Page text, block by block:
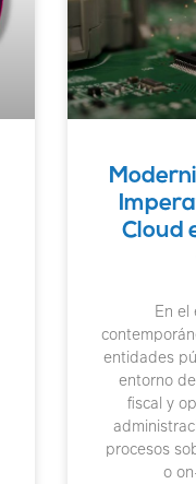
Cloud
En el
entidades
entorno
fiscal y
procesos
o